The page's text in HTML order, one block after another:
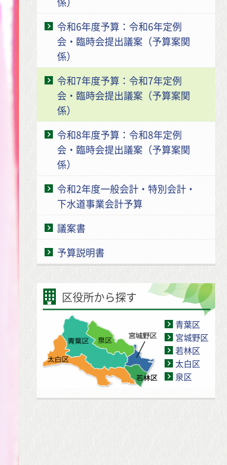
令和6年度予算：令和6年定例
会・臨時会提出議案（予算案関
係）
令和7年度予算：令和7年定例
会・臨時会提出議案（予算案関
係）
令和8年度予算：令和8年定例
会・臨時会提出議案（予算案関
係）
令和2年度一般会計・特別会計・
下水道事業会計予算
議案書
予算説明書
区役所から探す
青葉区
宮城野区
若林区
太白区
泉区